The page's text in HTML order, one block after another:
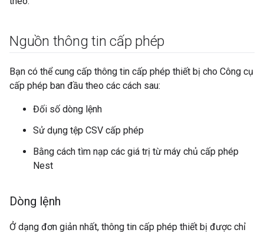
Nguồn thông tin cấp phép
Bạn có thể cung cấp thông tin cấp phép thiết bị cho Công cụ
cấp phép ban đầu theo các cách sau:
Đối số dòng lệnh
Sử dụng tệp CSV cấp phép
Bằng cách tìm nạp các giá trị từ máy chủ cấp phép
Nest
Dòng lệnh
Ở dạng đơn giản nhất, thông tin cấp phép thiết bị được chỉ